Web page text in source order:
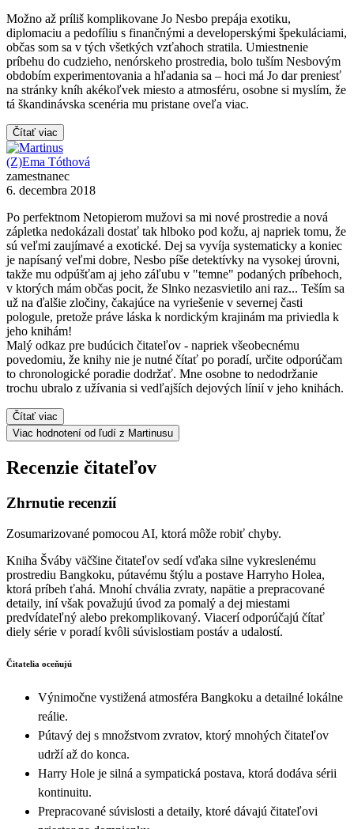
Možno až príliš komplikovane Jo Nesbo prepája exotiku,
diplomaciu a pedofíliu s finančnými a developerskými špekuláciami,
občas som sa v tých všetkých vzťahoch stratila. Umiestnenie
príbehu do cudzieho, nenórskeho prostredia, bolo tuším Nesbovým
obdobím experimentovania a hľadania sa – hoci má Jo dar preniesť
na stránky kníh akékoľvek miesto a atmosféru, osobne si myslím, že
tá škandinávska scenéria mu pristane oveľa viac.
Čítať viac
(Z)Ema Tóthová
zamestnanec
6. decembra 2018
Po perfektnom Netopierom mužovi sa mi nové prostredie a nová
zápletka nedokázali dostať tak hlboko pod kožu, aj napriek tomu, že
sú veľmi zaujímavé a exotické. Dej sa vyvíja systematicky a koniec
je napísaný veľmi dobre, Nesbo píše detektívky na vysokej úrovni,
takže mu odpúšťam aj jeho záľubu v "temne" podaných príbehoch,
v ktorých mám občas pocit, že Slnko nezasvietilo ani raz... Teším sa
už na ďalšie zločiny, čakajúce na vyriešenie v severnej časti
pologule, pretože práve láska k nordickým krajinám ma priviedla k
jeho knihám!
Malý odkaz pre budúcich čitateľov - napriek všeobecnému
povedomiu, že knihy nie je nutné čítať po poradí, určite odporúčam
to chronologické poradie dodržať. Mne osobne to nedodržanie
trochu ubralo z užívania si vedľajších dejových línií v jeho knihách.
Čítať viac
Viac hodnotení od ľudí z Martinusu
Recenzie čitateľov
Zhrnutie recenzií
Zosumarizované pomocou AI, ktorá môže robiť chyby.
Kniha Šváby väčšine čitateľov sedí vďaka silne vykreslenému
prostrediu Bangkoku, pútavému štýlu a postave Harryho Holea,
ktorá príbeh ťahá. Mnohí chvália zvraty, napätie a prepracované
detaily, iní však považujú úvod za pomalý a dej miestami
predvídateľný alebo prekomplikovaný. Viacerí odporúčajú čítať
diely série v poradí kvôli súvislostiam postáv a udalostí.
Čitatelia oceňujú
Výnimočne vystižená atmosféra Bangkoku a detailné lokálne
reálie.
Pútavý dej s množstvom zvratov, ktorý mnohých čitateľov
udrží až do konca.
Harry Hole je silná a sympatická postava, ktorá dodáva sérii
kontinuitu.
Prepracované súvislosti a detaily, ktoré dávajú čitateľovi